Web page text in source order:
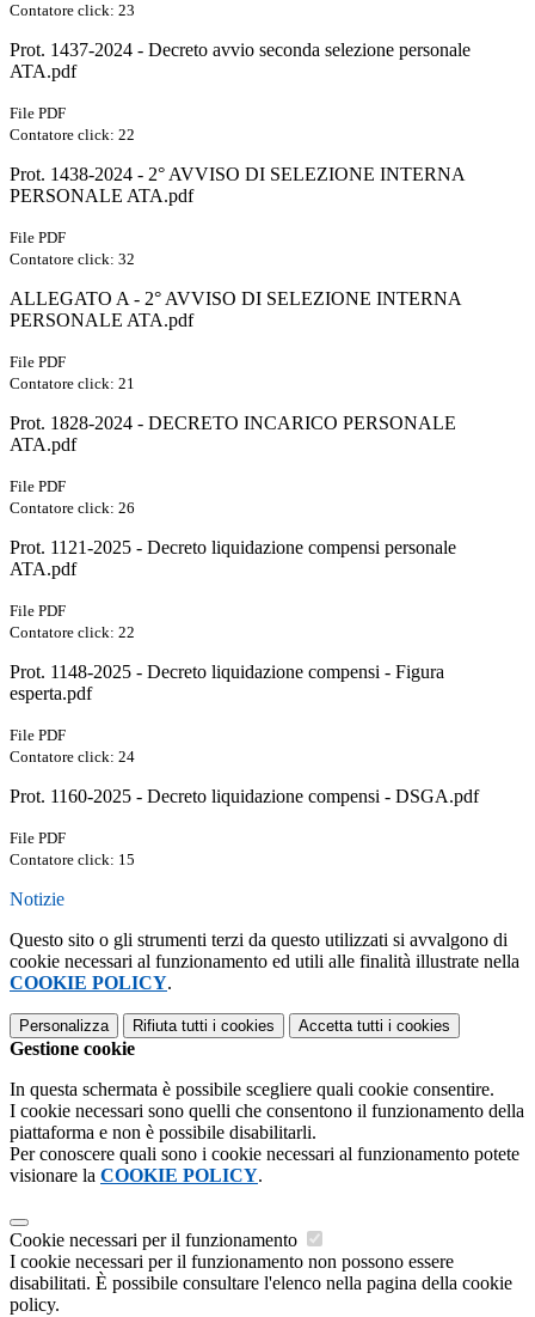
Contatore click: 23
Prot. 1437-2024 - Decreto avvio seconda selezione personale
ATA.pdf
File PDF
Contatore click: 22
Prot. 1438-2024 - 2° AVVISO DI SELEZIONE INTERNA
PERSONALE ATA.pdf
File PDF
Contatore click: 32
ALLEGATO A - 2° AVVISO DI SELEZIONE INTERNA
PERSONALE ATA.pdf
File PDF
Contatore click: 21
Prot. 1828-2024 - DECRETO INCARICO PERSONALE
ATA.pdf
File PDF
Contatore click: 26
Prot. 1121-2025 - Decreto liquidazione compensi personale
ATA.pdf
File PDF
Contatore click: 22
Prot. 1148-2025 - Decreto liquidazione compensi - Figura
esperta.pdf
File PDF
Contatore click: 24
Prot. 1160-2025 - Decreto liquidazione compensi - DSGA.pdf
File PDF
Contatore click: 15
Notizie
Questo sito o gli strumenti terzi da questo utilizzati si avvalgono di
cookie necessari al funzionamento ed utili alle finalità illustrate nella
COOKIE POLICY.
Personalizza Rifiuta tutti i cookies Accetta tutti i cookies
Gestione cookie
In questa schermata è possibile scegliere quali cookie consentire.
I cookie necessari sono quelli che consentono il funzionamento della
piattaforma e non è possibile disabilitarli.
Per conoscere quali sono i cookie necessari al funzionamento potete
visionare la COOKIE POLICY.
Cookie necessari per il funzionamento
I cookie necessari per il funzionamento non possono essere
disabilitati. È possibile consultare l'elenco nella pagina della cookie
policy.